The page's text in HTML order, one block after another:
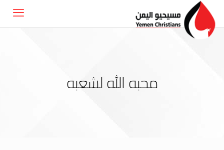
محبه الله لشعبه